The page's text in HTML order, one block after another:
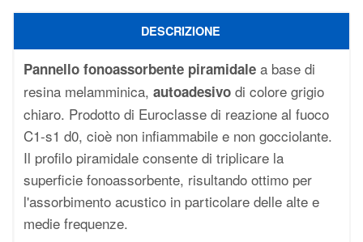
DESCRIZIONE
Pannello fonoassorbente piramidale a base di
resina melamminica,autoadesivo di colore grigio
chiaro. Prodotto di Euroclasse di reazione al fuoco
C1-s1 d0, cioè non infiammabile e non gocciolante.
Il profilo piramidale consente di triplicare la
superficie fonoassorbente, risultando ottimo per
l'assorbimento acustico in particolare delle alte e
medie frequenze.